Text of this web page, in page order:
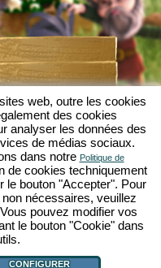
amusant
Comme jeu par
immédiatement,
tu peux ici créer ton
fraises,
de décider quelles
et Nainsville pour
decorations, qui vont
cookies
web, outre les cookies
des cookies
analyser les données des
de médias sociaux.
dans notre Politique de
de cookies techniquement
le bouton "Accepter". Pour
nécessaires, veuillez
pouvez modifier vos
le bouton "Cookie" dans
CONFIGURER